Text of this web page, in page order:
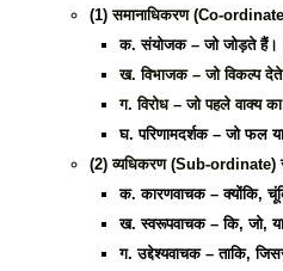
(1) समानाधिकरण (Co-
क. संयोजक – जो जोड़ते हैं।
ख. विभाजक – जो विकल्प
ग. विरोध – जो पहले वाक्य
घ. परिणामदर्शक – जो फल
(2) व्यधिकरण (Sub-ordinate)
क. कारणवाचक – क्योंकि,
ख. स्वरूपवाचक – कि, जो,
ग. उद्देश्यवाचक – ताकि,